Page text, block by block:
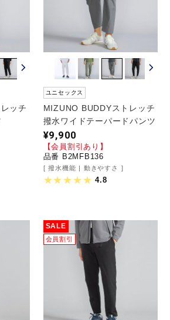
ル
フトテニス
ッチ
ユニセックス
MIZUNO BUDDYストレッチ
撥水ワイドテーパードパンツ
¥9,900
【会員割引あり】
品番 B2MFB136
撥水機能 動きやすさ
4.8
SALE
会員割引